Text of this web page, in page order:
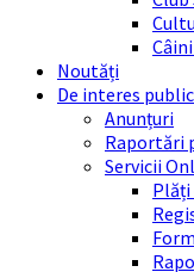
Noutăți
De interes public
Anunțuri
Raportări
Servicii